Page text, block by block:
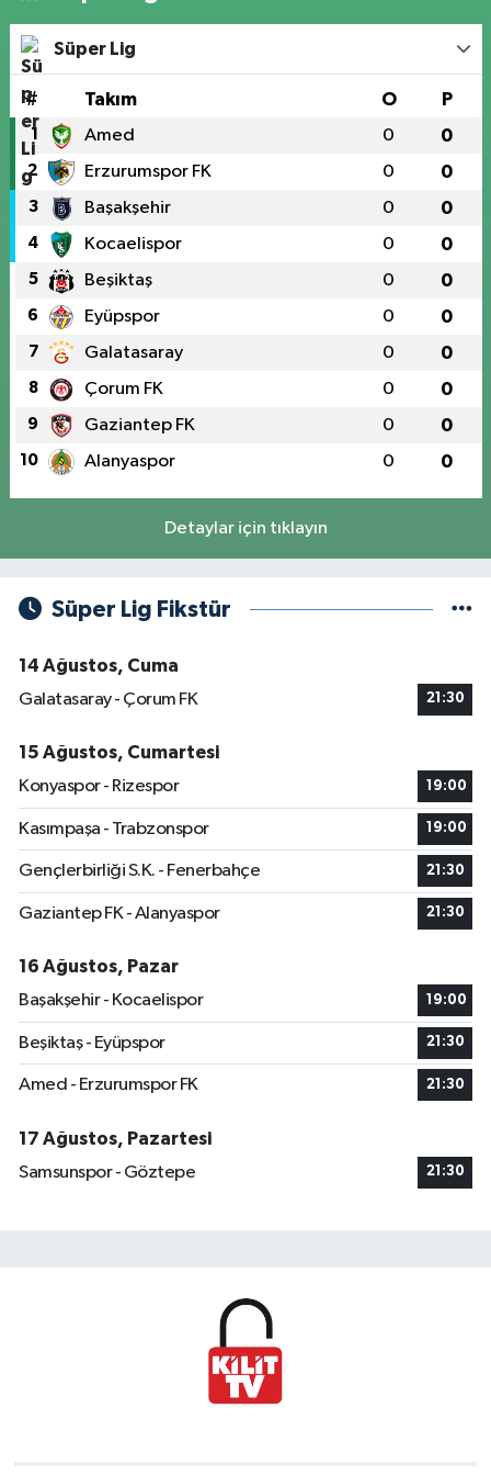
Süper Lig
# Takım O P
1 Amed 0 0
2 Erzurumspor FK 0 0
3 Başakşehir 0 0
4 Kocaelispor 0 0
5 Beşiktaş 0 0
6 Eyüpspor 0 0
7 Galatasaray 0 0
8 Çorum FK 0 0
9 Gaziantep FK 0 0
10 Alanyaspor 0 0
Detaylar için tıklayın
Süper Lig Fikstür
14 Ağustos, Cuma
Galatasaray - Çorum FK
21:30
15 Ağustos, Cumartesi
Konyaspor - Rizespor
19:00
Kasımpaşa - Trabzonspor 19:00
Gençlerbirliği S.K. - Fenerbahçe 21:30
Gaziantep FK - Alanyaspor 21:30
16 Ağustos, Pazar
Başakşehir - Kocaelispor
19:00
Beşiktaş - Eyüpspor 21:30
Amed - Erzurumspor FK 21:30
17 Ağustos, Pazartesi
Samsunspor - Göztepe
21:30